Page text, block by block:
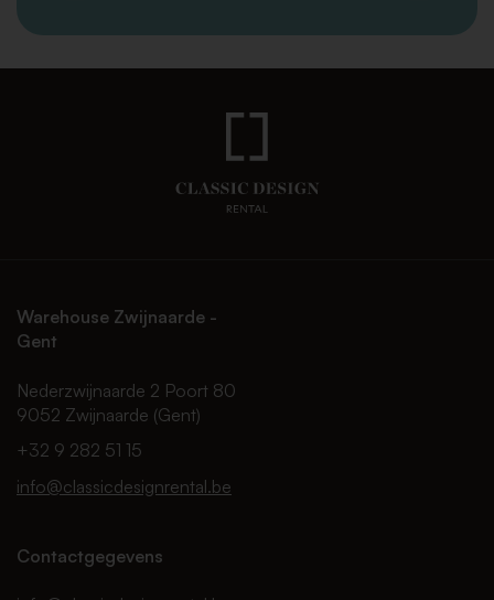
Warehouse Zwijnaarde -
Gent
Nederzwijnaarde 2 Poort 80
9052 Zwijnaarde (Gent)
+32 9 282 51 15
info@classicdesignrental.be
Contactgegevens